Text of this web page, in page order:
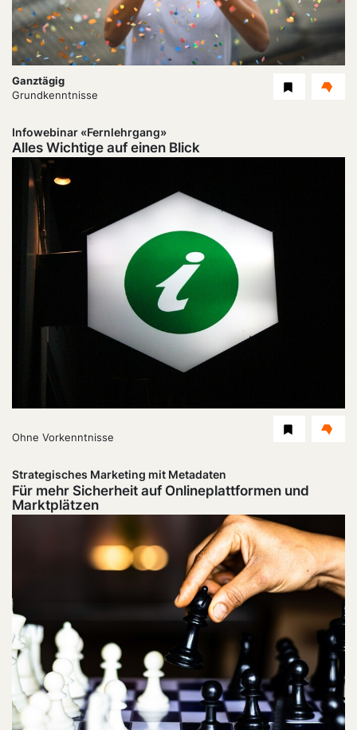
Dauer:
Ganztägig
Level
Grundkenntnisse
Infowebinar «Fernlehrgang»
Alles Wichtige auf einen Blick
Level
Ohne Vorkenntnisse
Strategisches Marketing mit Metadaten
Für mehr Sicherheit auf Onlineplattformen und
Marktplätzen